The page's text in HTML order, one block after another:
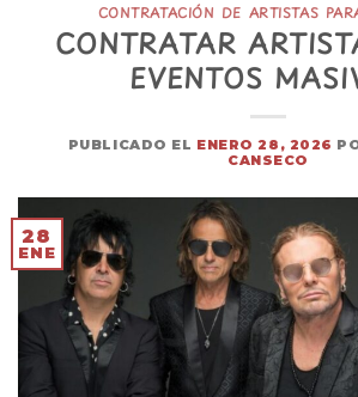
CONTRATACIÓN DE ARTISTAS
CONTRATAR
EVENTOS
PUBLICADO EL ENERO 28, 2026
CANSECO
28
ENE